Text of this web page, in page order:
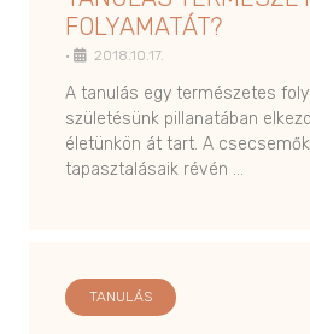
FOLYAMATÁT?
• 2018.10.17.
A tanulás egy természetes
születésünk pillanatában
életünkön át tart. A
tapasztalásaik révén …
TANULÁS